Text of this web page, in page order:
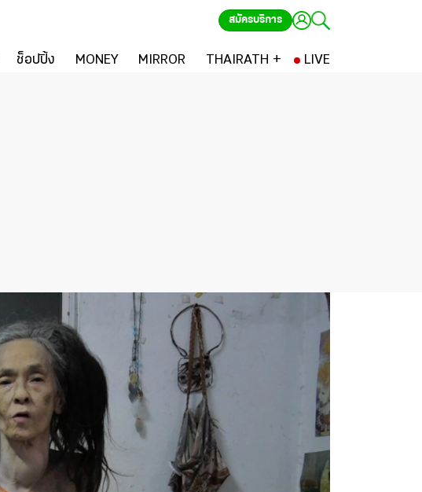
สมัครบริการ
ช็อปปิ้ง MONEY MIRROR THAIRATH + LIVE